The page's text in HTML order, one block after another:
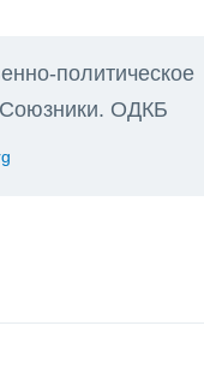
политическое
ОДКБ